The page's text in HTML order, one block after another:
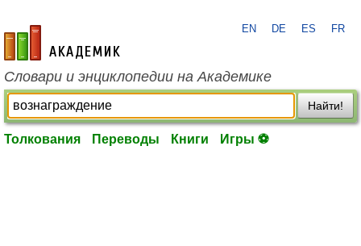
academic.ru
EN DE ES FR
Словари и энциклопедии на Академике
Найти!
Толкования Переводы Книги Игры ⚽